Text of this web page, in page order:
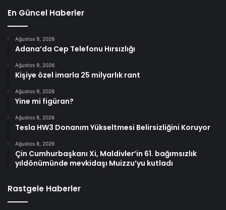
En Güncel Haberler
Ağustos 9, 2026
Adana’da Cep Telefonu Hırsızlığı
Ağustos 9, 2026
Kişiye özel imarla 25 milyarlık rant
Ağustos 9, 2026
Yine mi figüran?
Ağustos 8, 2026
Tesla HW3 Donanım Yükseltmesi Belirsizliğini Koruyor
Ağustos 8, 2026
Çin Cumhurbaşkanı Xi, Maldivler’in 61. bağımsızlık
yıldönümünde mevkidaşı Muizzu’yu kutladı
Rastgele Haberler